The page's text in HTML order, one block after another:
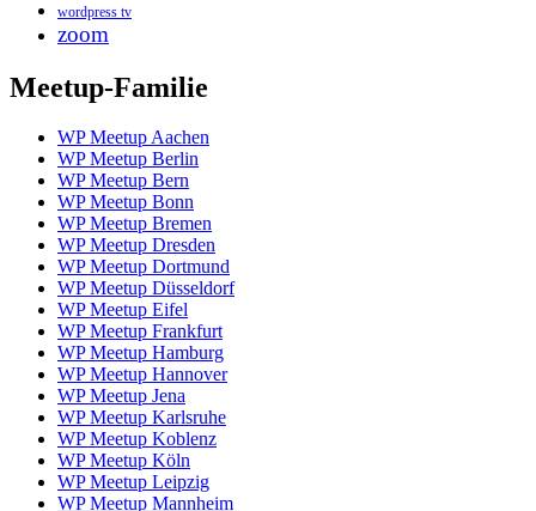
wordpress tv
zoom
Meetup-Familie
WP Meetup Aachen
WP Meetup Berlin
WP Meetup Bern
WP Meetup Bonn
WP Meetup Bremen
WP Meetup Dresden
WP Meetup Dortmund
WP Meetup Düsseldorf
WP Meetup Eifel
WP Meetup Frankfurt
WP Meetup Hamburg
WP Meetup Hannover
WP Meetup Jena
WP Meetup Karlsruhe
WP Meetup Koblenz
WP Meetup Köln
WP Meetup Leipzig
WP Meetup Mannheim